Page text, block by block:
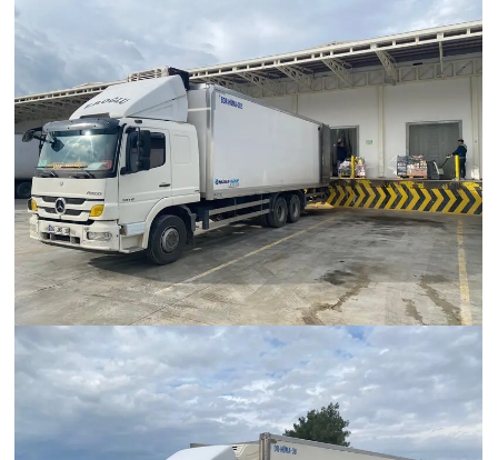
Hümanak Grup Lojistik
Hümanak Grup Lojistik